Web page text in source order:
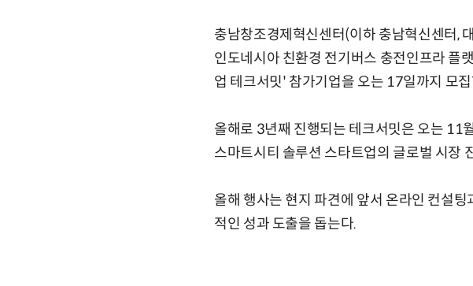
충남창조경제혁신센터(이하 충남혁신센터,
인도네시아 친환경 전기버스 충전인프라 플
업 테크서밋' 참가기업을 오는 17일까지 모
올해로 3년째 진행되는 테크서밋은 오는 11
스마트시티 솔루션 스타트업의 글로벌 시장
올해 행사는 현지 파견에 앞서 온라인 컨설
적인 성과 도출을 돕는다.